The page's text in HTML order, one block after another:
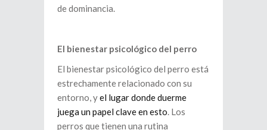
de dominancia.
El bienestar psicológico del perro
El bienestar psicológico del perro está
estrechamente relacionado con su
entorno, yel lugar donde duerme
juega un papel clave en esto . Los
perros que tienen una rutina